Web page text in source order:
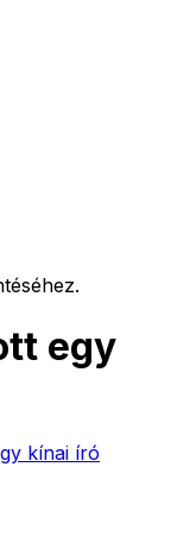
egy
kínai író